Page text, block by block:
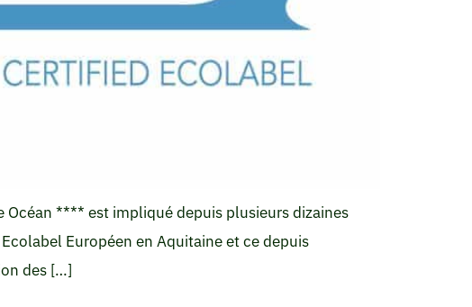
Océan **** est impliqué depuis plusieurs dizaines
Européen en Aquitaine et ce depuis
des […]